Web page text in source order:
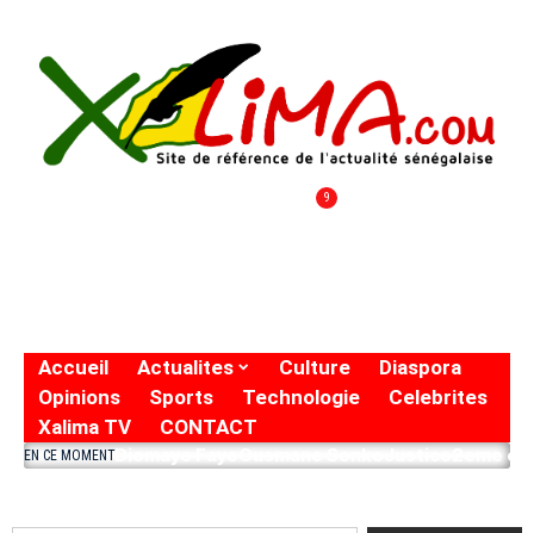
9
Accueil Actualites Culture
Diaspora
Opinions
Sports Technologie
Celebrites
Xalima TV
CONTACT
EN CE MOMENTDiomaye FayeOusmane SonkoJustice2eme